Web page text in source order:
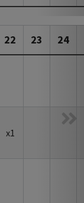
22 23 24
x1